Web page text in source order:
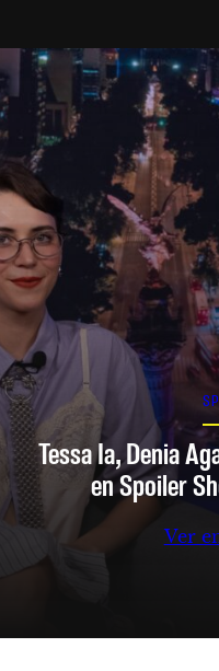
Tessa Ia, Denia
en Spoiler
Ver